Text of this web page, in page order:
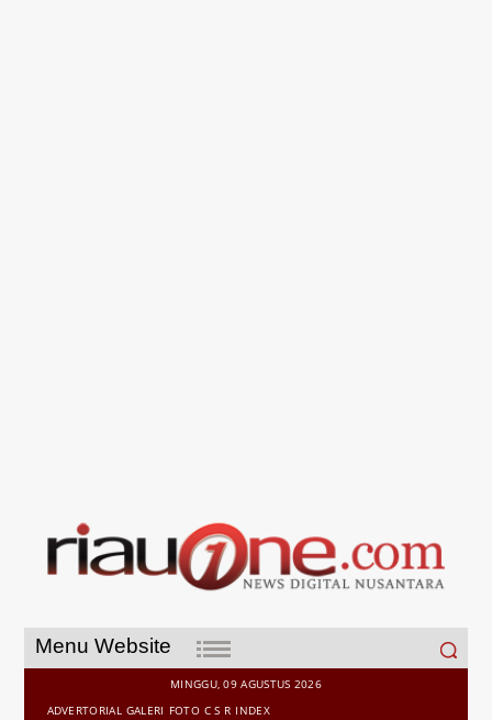
Menu Website
Search
for:
MINGGU, 09 AGUSTUS 2026
ADVERTORIAL GALERI FOTO C S R INDEX